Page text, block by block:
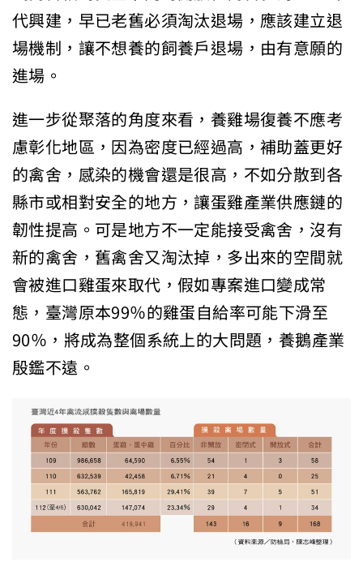
代興建，早已老舊必須淘汰退場，應該建立退
場機制，讓不想養的飼養戶退場，由有意願的
進場。
進一步從聚落的角度來看，養雞場復養不應考
慮彰化地區，因為密度已經過高，補助蓋更好
的禽舍，感染的機會還是很高，不如分散到各
縣市或相對安全的地方，讓蛋雞產業供應鏈的
韌性提高。可是地方不一定能接受禽舍，沒有
新的禽舍，舊禽舍又淘汰掉，多出來的空間就
會被進口雞蛋來取代，假如專案進口變成常
態，臺灣原本99％的雞蛋自給率可能下滑至
90％，將成為整個系統上的大問題，養鵝產業
殷鑑不遠。